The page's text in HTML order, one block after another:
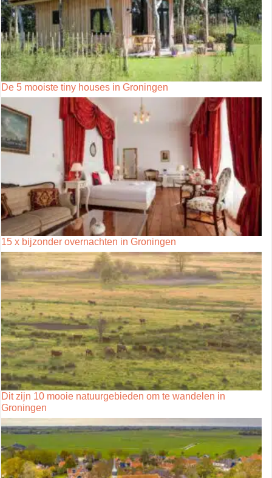
De 5 mooiste tiny houses in Groningen
15 x bijzonder overnachten in Groningen
Dit zijn 10 mooie natuurgebieden om te wandelen in
Groningen